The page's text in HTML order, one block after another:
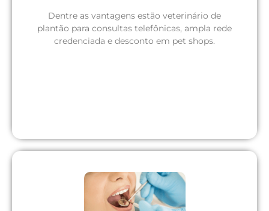
Dentre as vantagens estão veterinário de
plantão para consultas telefônicas, ampla rede
credenciada e desconto em pet shops.